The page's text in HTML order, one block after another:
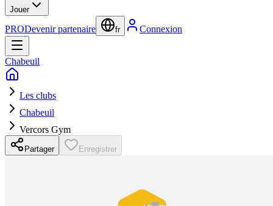
Jouer
PRODevenir partenaire fr Connexion
Chabeuil
Les clubs
Chabeuil
Vercors Gym
Partager Enregistrer